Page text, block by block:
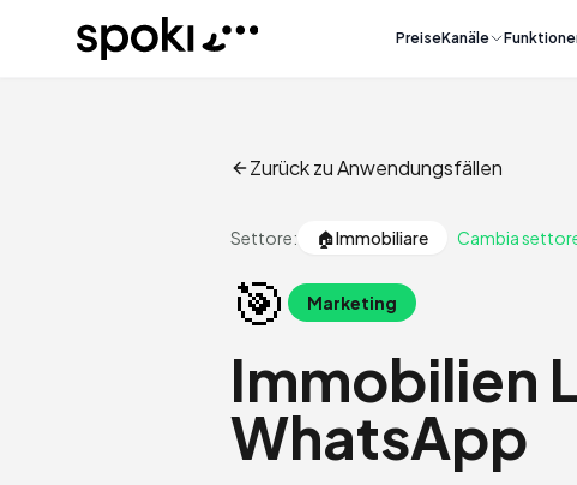
Spoki PreiseKanäle
Zurück zu Anwendungsfällen
Settore: 🏠Immobiliare Cambia
🎯 Marketing
Immobilien
WhatsApp